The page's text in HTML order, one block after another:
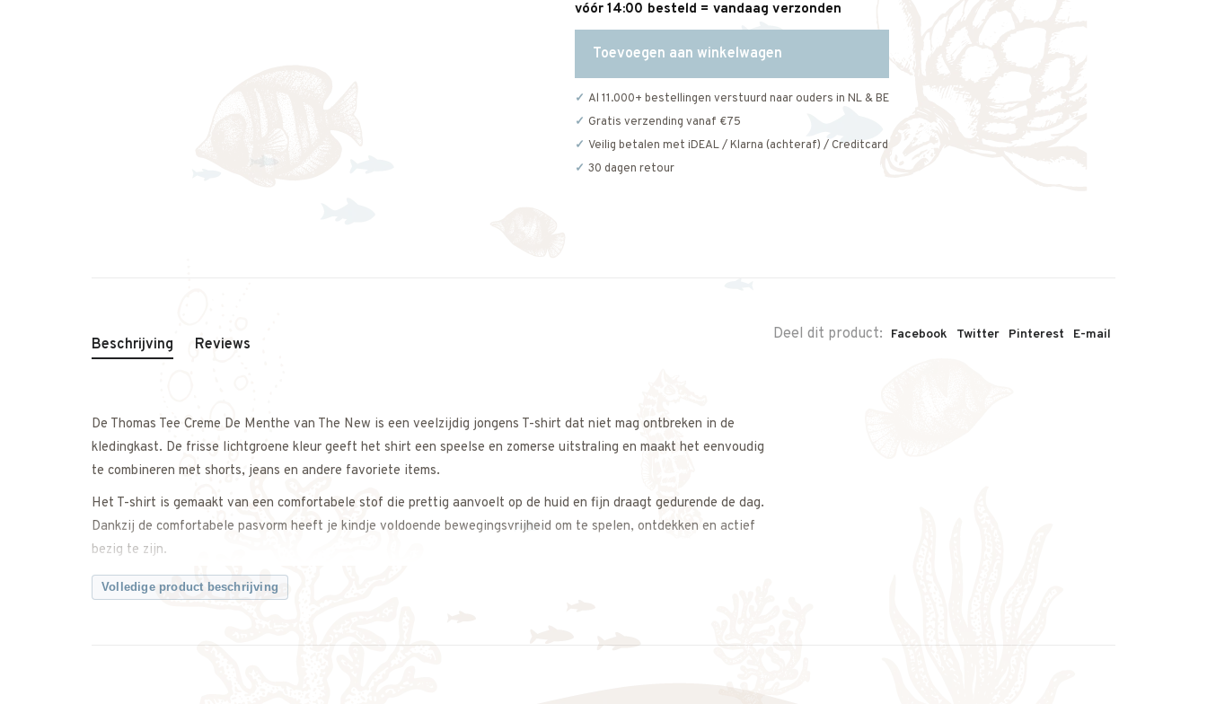
vóór 14:00 besteld = vandaag verzonden
Toevoegen aan winkelwagen
Al 11.000+ bestellingen verstuurd naar ouders in NL & BE
Gratis verzending vanaf €75
Veilig betalen met iDEAL / Klarna (achteraf) / Creditcard
30 dagen retour
Deel dit product: Facebook Twitter Pinterest E-mail
Beschrijving Reviews
De Thomas Tee Creme De Menthe van The New is een veelzijdig jongens T-shirt dat niet mag ontbreken in de
kledingkast. De frisse lichtgroene kleur geeft het shirt een speelse en zomerse uitstraling en maakt het eenvoudig
te combineren met shorts, jeans en andere favoriete items.
Het T-shirt is gemaakt van een comfortabele stof die prettig aanvoelt op de huid en fijn draagt gedurende de dag.
Dankzij de comfortabele pasvorm heeft je kindje voldoende bewegingsvrijheid om te spelen, ontdekken en actief
bezig te zijn.
Draag de Thomas Tee casual op een korte broek tijdens warme dagen of combineer hem met een jeans voor een
complete dagelijkse outfit.
Volledige product beschrijving